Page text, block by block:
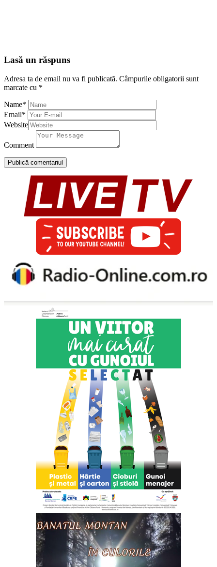
Lasă un răspuns
Adresa ta de email nu va fi publicată. Câmpurile obligatorii sunt
marcate cu *
Name*
Email*
Website
Comment